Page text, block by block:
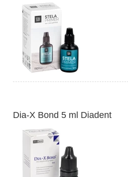
Dia-X Bond 5 ml Diadent